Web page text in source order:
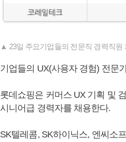
▲ 23일 주요기업들의 전문직 경력직원
기업들의 UX(사용자 경험) 전문
롯데쇼핑은 커머스 UX 기획 및
시니어급 경력자를 채용한다.
SK텔레콤, SK하이닉스, 엔씨소